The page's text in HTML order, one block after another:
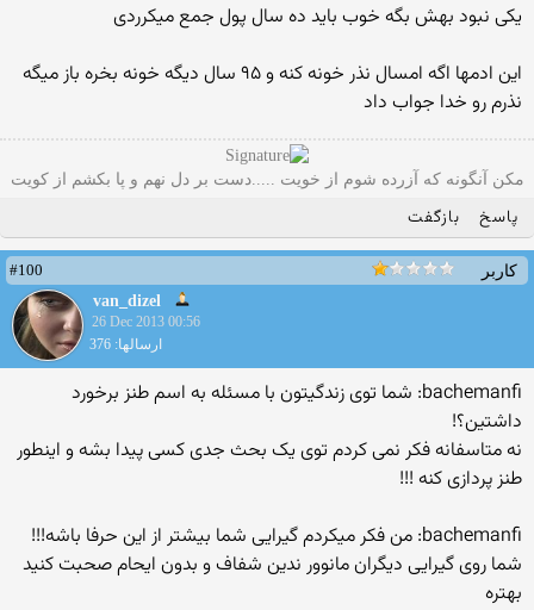
یکی نبود بهش بگه خوب باید ده سال پول جمع میکرردی
این ادمها اگه امسال نذر خونه کنه و ۹۵ سال دیگه خونه بخره باز میگه
نذرم رو خدا جواب داد
مکن آنگونه که آزرده شوم از خویت .....دست بر دل نهم و پا بکشم از کویت
پاسخ بازگفت
کاربر
#100
van_dizel
26 Dec 2013 00:56
ارسالها: 376
bachemanfi: شما توی زندگیتون با مسئله به اسم طنز برخورد
داشتین؟!
نه متاسفانه فکر نمی کردم توی یک بحث جدی کسی پیدا بشه و اینطور
طنز پردازی کنه !!!
bachemanfi: من فکر میکردم گیرایی شما بیشتر از این حرفا باشه!!!
شما روی گیرایی دیگران مانوور ندین شفاف و بدون ایحام صحبت کنید
بهتره